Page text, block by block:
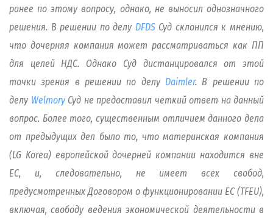
ранее по этому вопросу, однако, не выносил однозначного
решения. В решении по делу DFDSСуд склонился к мнению,
что дочерняя компания может рассматриваться как ПП
для целей НДС. Однако Суд дистанцировался от этой
точки зрения в решении по делу Daimler. В решении по
делу WelmoryСуд не предоставил четкий ответ на данный
вопрос. Более того, существенным отличием данного дела
от предыдущих дел было то, что материнская компания
(LG Korea) европейской дочерней компании находится вне
ЕС, и, следовательно, не имеет всех свобод,
предусмотренных Договором о функционировании ЕС (TFEU),
включая, свободу ведения экономической деятельности в